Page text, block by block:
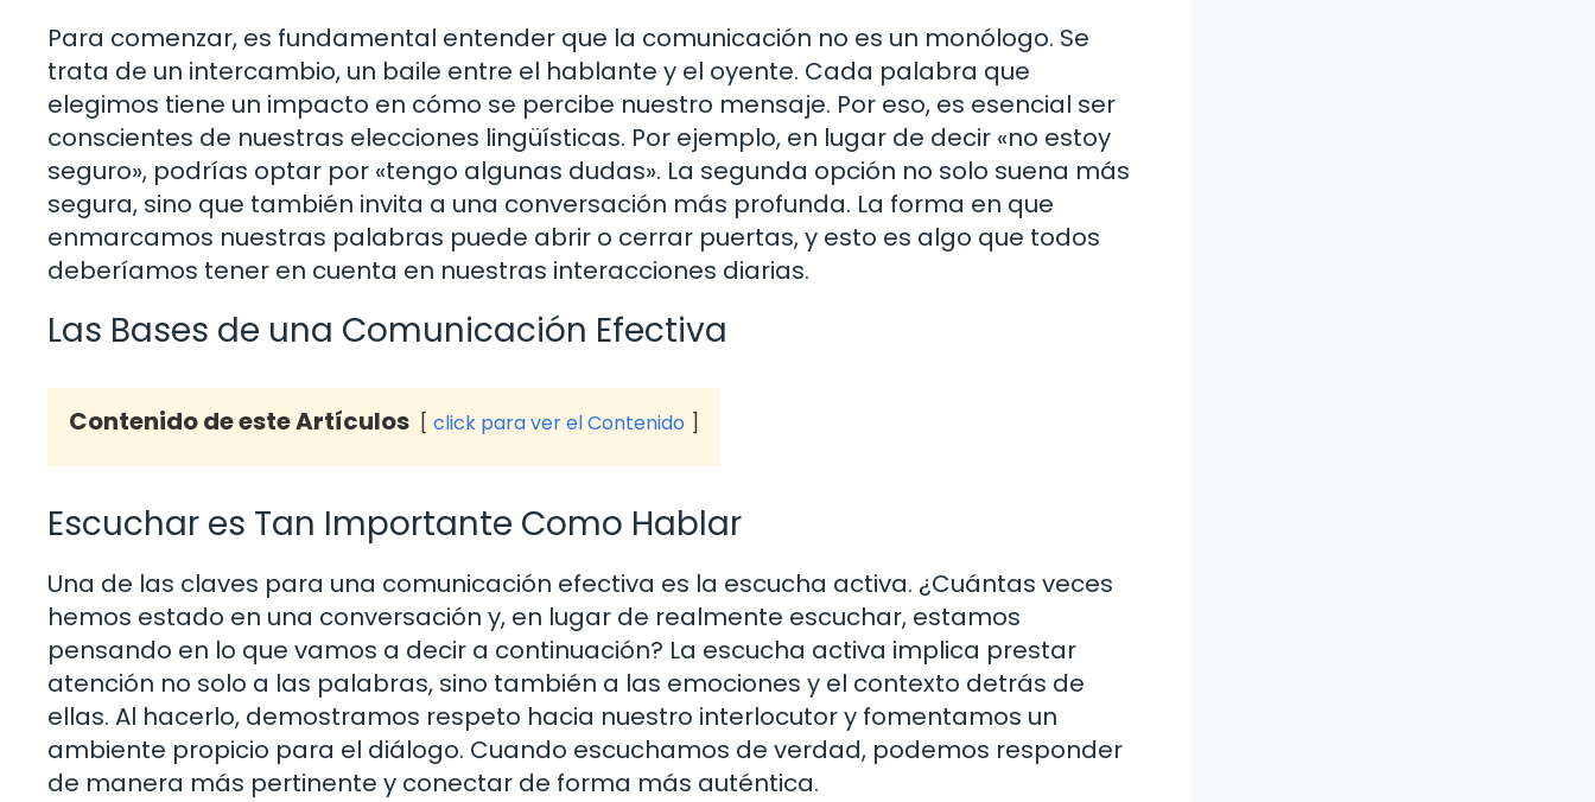
Para comenzar, es fundamental entender que la comunicación no es un monólogo. Se
trata de un intercambio, un baile entre el hablante y el oyente. Cada palabra que
elegimos tiene un impacto en cómo se percibe nuestro mensaje. Por eso, es esencial ser
conscientes de nuestras elecciones lingüísticas. Por ejemplo, en lugar de decir «no estoy
seguro», podrías optar por «tengo algunas dudas». La segunda opción no solo suena más
segura, sino que también invita a una conversación más profunda. La forma en que
enmarcamos nuestras palabras puede abrir o cerrar puertas, y esto es algo que todos
deberíamos tener en cuenta en nuestras interacciones diarias.
Las Bases de una Comunicación Efectiva
Contenido de este Artículos click para ver el Contenido
Escuchar es Tan Importante Como Hablar
Una de las claves para una comunicación efectiva es la escucha activa. ¿Cuántas veces
hemos estado en una conversación y, en lugar de realmente escuchar, estamos
pensando en lo que vamos a decir a continuación? La escucha activa implica prestar
atención no solo a las palabras, sino también a las emociones y el contexto detrás de
ellas. Al hacerlo, demostramos respeto hacia nuestro interlocutor y fomentamos un
ambiente propicio para el diálogo. Cuando escuchamos de verdad, podemos responder
de manera más pertinente y conectar de forma más auténtica.